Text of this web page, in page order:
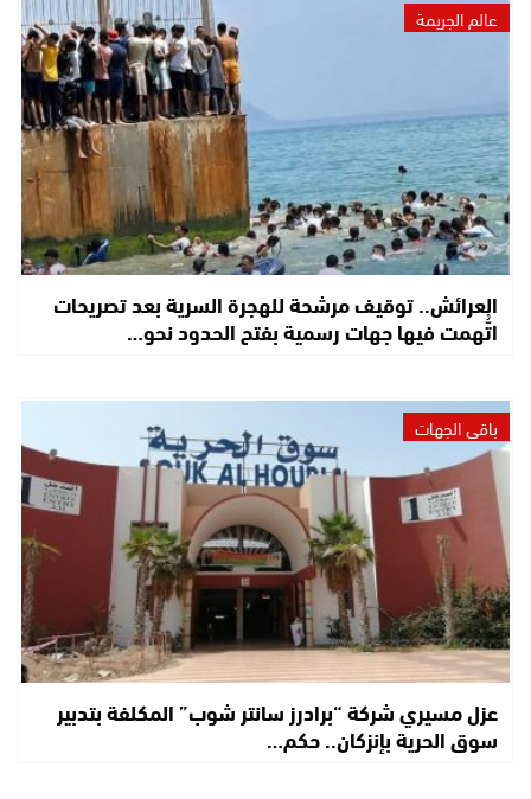
عالم الجريمة
العرائش.. توقيف مرشحة للهجرة السرية بعد تصريحات
اتُّهمت فيها جهات رسمية بفتح الحدود نحو…
باقي الجهات
عزل مسيري شركة “برادرز سانتر شوب” المكلفة بتدبير
سوق الحرية بإنزكان.. حكم…